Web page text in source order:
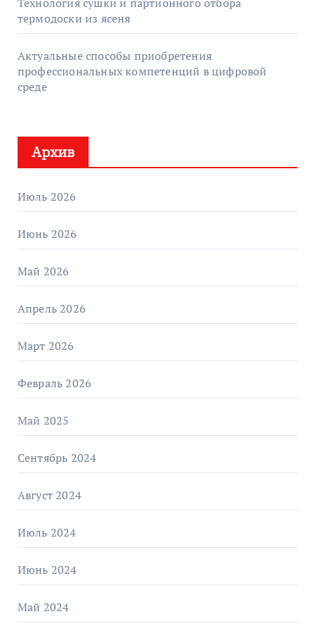
термодоски из ясеня
Актуальные способы приобретения
профессиональных компетенций в цифровой
среде
Архив
Июль 2026
Июнь 2026
Май 2026
Апрель 2026
Март 2026
Февраль 2026
Май 2025
Сентябрь 2024
Август 2024
Июль 2024
Июнь 2024
Май 2024